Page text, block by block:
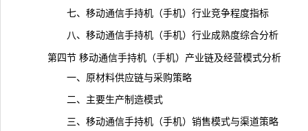
七、移动通信手持机（手机）行业竞争程度指标
八、移动通信手持机（手机）行业成熟度综合分析
第四节 移动通信手持机（手机）产业链及经营模式分析
一、原材料供应链与采购策略
二、主要生产制造模式
三、移动通信手持机（手机）销售模式与渠道策略